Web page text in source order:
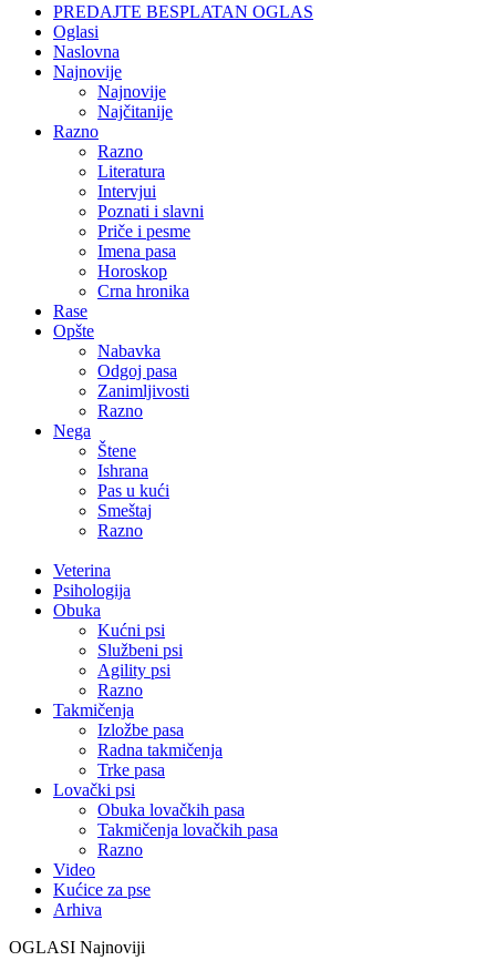
PREDAJTE BESPLATAN OGLAS
Oglasi
Naslovna
Najnovije
Najnovije
Najčitanije
Razno
Razno
Literatura
Intervjui
Poznati i slavni
Priče i pesme
Imena pasa
Horoskop
Crna hronika
Rase
Opšte
Nabavka
Odgoj pasa
Zanimljivosti
Razno
Nega
Štene
Ishrana
Pas u kući
Smeštaj
Razno
Veterina
Psihologija
Obuka
Kućni psi
Službeni psi
Agility psi
Razno
Takmičenja
Izložbe pasa
Radna takmičenja
Trke pasa
Lovački psi
Obuka lovačkih pasa
Takmičenja lovačkih pasa
Razno
Video
Kućice za pse
Arhiva
OGLASI Najnoviji